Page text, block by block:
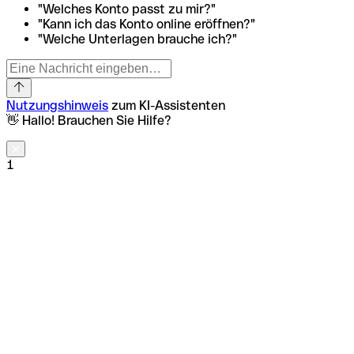
"Welches Konto passt zu mir?"
"Kann ich das Konto online eröffnen?"
"Welche Unterlagen brauche ich?"
Nutzungshinweis zum KI-Assistenten
👋 Hallo! Brauchen Sie Hilfe?
1